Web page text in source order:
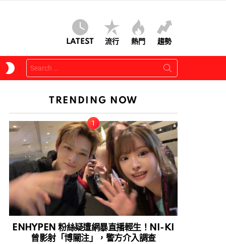
LATEST 流行 熱門 趨勢
SKIN
Search
for:
TRENDING NOW
ENHYPEN 粉絲疑遭網暴直播輕生！NI-KI
曾影射「博關注」，警方介入調查